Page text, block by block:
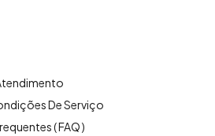
De Serviço
( FAQ )